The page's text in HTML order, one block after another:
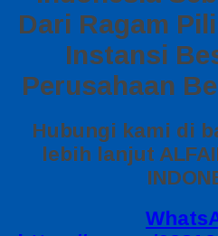
Dari Ragam
Instansi
Perusahaan
Hubungi kami di
lebih lanjut